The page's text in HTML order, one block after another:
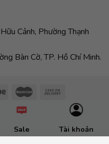
Sale Tài khoản
Cảnh, Phường Thạnh
Bàn Cờ, TP. Hồ Chí Minh.